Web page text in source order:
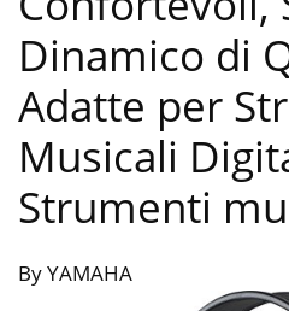
Dinamico di
Adatte per
Musicali
Strumenti
By YAMAHA